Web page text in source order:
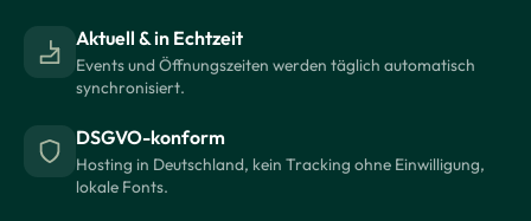
Aktuell & in Echtzeit
Events und Öffnungszeiten werden täglich automatisch
synchronisiert.
DSGVO-konform
Hosting in Deutschland, kein Tracking ohne Einwilligung,
lokale Fonts.